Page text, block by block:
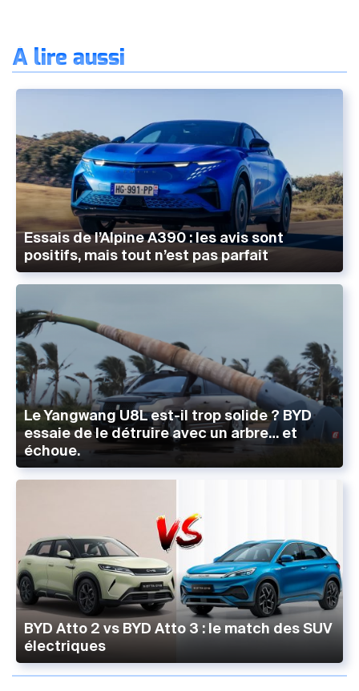
À lire aussi
Essais de l’Alpine A390 : les avis sont
positifs, mais tout n’est pas parfait
Le Yangwang U8L est-il trop solide ? BYD
essaie de le détruire avec un arbre… et
échoue.
BYD Atto 2 vs BYD Atto 3 : le match des SUV
électriques